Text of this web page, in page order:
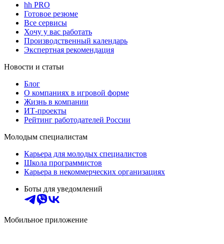
hh PRO
Готовое резюме
Все сервисы
Хочу у вас работать
Производственный календарь
Экспертная рекомендация
Новости и статьи
Блог
О компаниях в игровой форме
Жизнь в компании
ИТ-проекты
Рейтинг работодателей России
Молодым специалистам
Карьера для молодых специалистов
Школа программистов
Карьера в некоммерческих организациях
Боты для уведомлений
Мобильное приложение